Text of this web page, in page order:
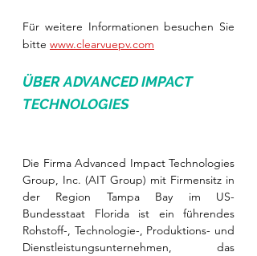
Für weitere Informationen besuchen Sie
bitte www.clearvuepv.com
ÜBER ADVANCED IMPACT
TECHNOLOGIES
Die Firma Advanced Impact Technologies
Group, Inc. (AIT Group) mit Firmensitz in
der Region Tampa Bay im US-
Bundesstaat Florida ist ein führendes
Rohstoff-, Technologie-, Produktions- und
Dienstleistungsunternehmen, das